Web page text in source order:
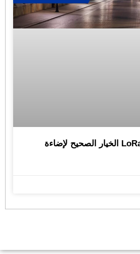
لماذا يعتبر LoRaWAN الخيار الصحيح لإضاءة